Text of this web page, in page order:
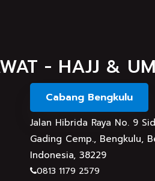
- HAJJ &
Cabang Bengkulu
Jalan Hibrida Raya No. 9
Gading Cemp., Bengkulu,
Indonesia, 38229
0813 1179 2579